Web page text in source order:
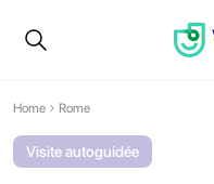
Home Rome
Visite autoguidée